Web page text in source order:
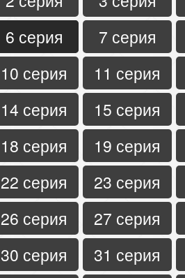
6 серия
7 серия
10 серия
11 серия
14 серия
15 серия
18 серия
19 серия
22 серия
23 серия
26 серия
27 серия
30 серия
31 серия